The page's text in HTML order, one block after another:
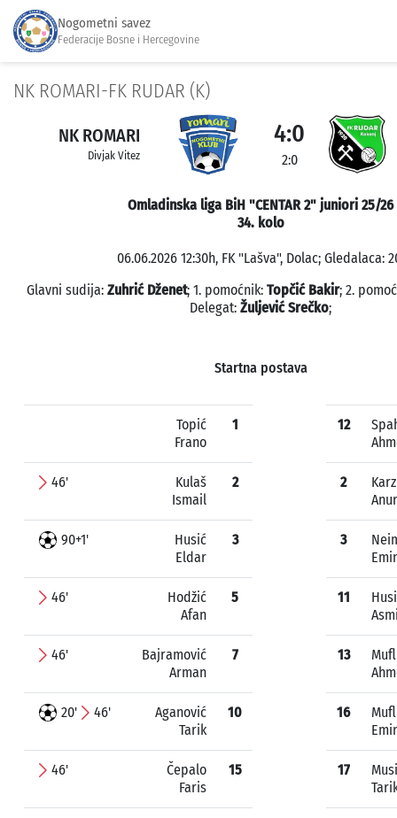
Nogometni savez
Federacije Bosne i Hercegovine
NK ROMARI-FK RUDAR (K)
NK ROMARI
Divjak Vitez
4:0
2:0
Omladinska liga BiH "CENTAR 2" juniori 25/26
34. kolo
06.06.2026 12:30h, FK "Lašva", Dolac; Gledalaca:
Glavni sudija: Zuhrić Dženet; 1. pomoćnik: Topčić Bakir; 2.
Delegat: Žuljević Srečko;
Startna postava
Topić
Frano
1
46'
Kulaš
Ismail
2
90+1'
Husić
Eldar
3
46'
Hodžić
Afan
5
46'
Bajramović
Arman
7
20' 46'
Aganović
Tarik
10
46'
Čepalo
Faris
15
12
2
Anur
3
11
13
16
17